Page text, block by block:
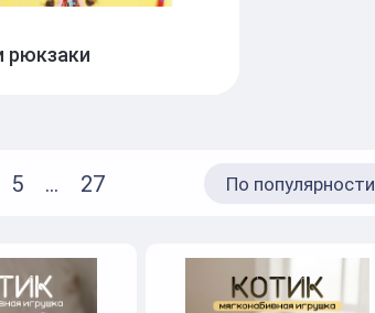
рюкзаки
5 ... 27 По популярности